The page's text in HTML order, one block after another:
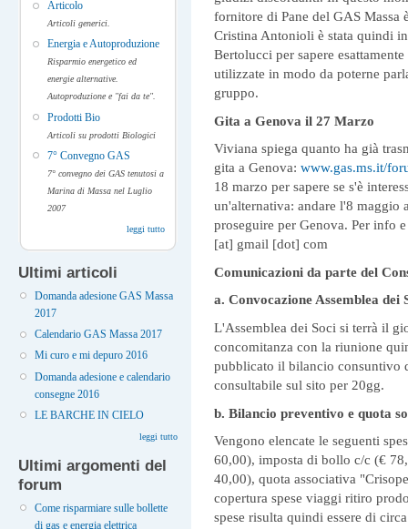
Articolo
Articoli generici.
Energia e Autoproduzione
Risparmio energetico ed
energie alternative.
Autoproduzione e "fai da te".
Prodotti Bio
Articoli su prodotti Biologici
7° Convegno GAS
7° convegno dei GAS tenutosi a
Marina di Massa nel Luglio
2007
leggi tutto
Ultimi articoli
Domanda adesione GAS Massa
2017
Calendario GAS Massa 2017
Mi curo e mi depuro 2016
Domanda adesione e calendario
consegne 2016
LE BARCHE IN CIELO
leggi tutto
Ultimi argomenti del
forum
Come risparmiare sulle bollette
di gas e energia elettrica
fornitore di Pane del GAS
Cristina Antonioli è stata quindi
Bertolucci per sapere
utilizzate in modo da poterne
gruppo.
Gita a Genova il 27 Marzo
Viviana spiega quanto ha già
gita a Genova: www.gas.ms.it/
18 marzo per sapere se s'è
un'alternativa: andare l'8 maggio
proseguire per Genova. Per info
[at] gmail [dot] com
Comunicazioni da parte del
a. Convocazione Assemblea dei
L'Assemblea dei Soci si terrà il
concomitanza con la riunione
pubblicato il bilancio consuntivo
consultabile sul sito per 20gg.
b. Bilancio preventivo e quota
Vengono elencate le seguenti
60,00), imposta di bollo c/c (€
40,00), quota associativa
copertura spese viaggi ritiro
spese risulta quindi essere di